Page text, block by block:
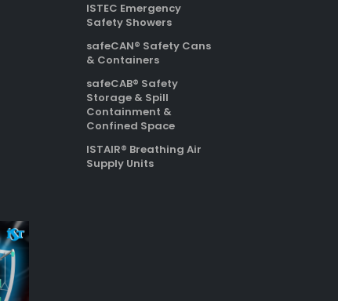
ISTEC Emergency
Safety Showers
safeCAN® Safety Cans
& Containers
safeCAB® Safety
Storage & Spill
Containment &
Confined Space
ISTAIR® Breathing Air
Supply Units